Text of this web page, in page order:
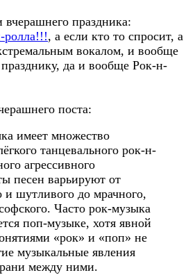
праздника:
ролла!!!, а если кто то спросит, а
вокалом, и вообще
да и вообще Рок-н-
поста:
имеет множество
танцевального рок-н-
агрессивного
песен варьируют от
шутливого до мрачного,
Часто рок-музыка
поп-музыке, хотя явной
«рок» и «поп» не
музыкальные явления
между ними.